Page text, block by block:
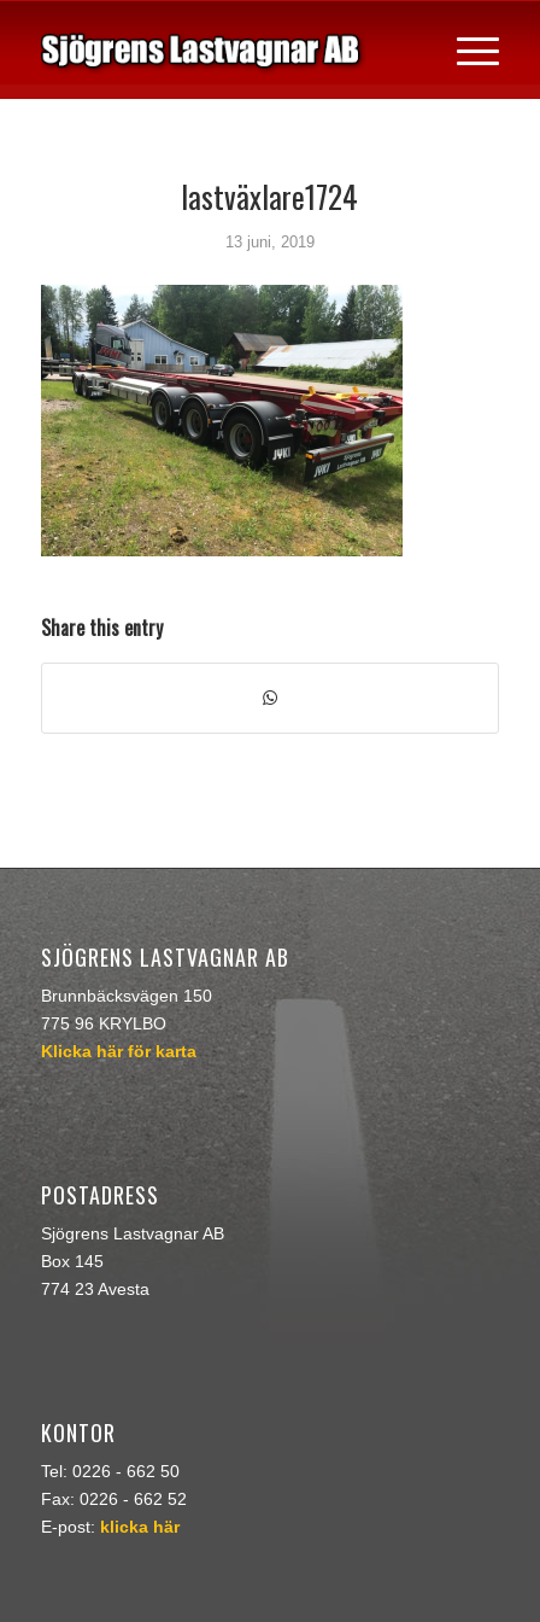
lastväxlare1724
13 juni, 2019
Share this entry
SJÖGRENS LASTVAGNAR AB
Brunnbäcksvägen 150
775 96 KRYLBO
Klicka här för karta
POSTADRESS
Sjögrens Lastvagnar AB
Box 145
774 23 Avesta
KONTOR
Tel: 0226 - 662 50
Fax: 0226 - 662 52
E-post: klicka här